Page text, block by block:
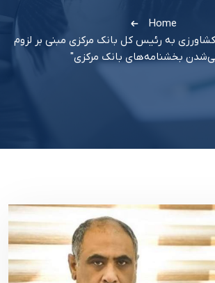
Home
به رئیس کل بانک مرکزی مبنی بر لزوم
بخشنامه‌های بانک مرکزی"